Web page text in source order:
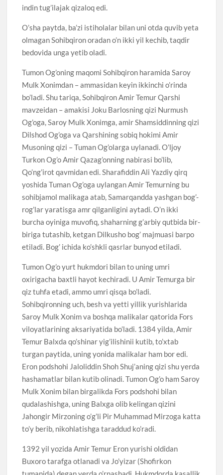
indin tug’ilajak qizaloq edi.
O’sha paytda, ba’zi istiholalar bilan uni otda quvib yeta
olmagan Sohibqiron oradan o’n ikki yil kechib, taqdir
bedovida unga yetib oladi.
Tumon Og’oning maqomi Sohibqiron haramida Saroy
Mulk Xonimdan – ammasidan keyin ikkinchi o’rinda
bo’ladi. Shu tariqa, Sohibqiron Amir Temur Qarshi
mavzeidan – amakisi Joku Barlosning qizi Nurmush
Og’oga, Saroy Mulk Xonimga, amir Shamsiddinning qizi
Dilshod Og’oga va Qarshining sobiq hokimi Amir
Musoning qizi – Tuman Og’olarga uylanadi. O’ljoy
Turkon Og’o Amir Qazag’onning nabirasi bo’lib,
Qo’ng’irot qavmidan edi. Sharafiddin Ali Yazdiy qirq
yoshida Tuman Og’oga uylangan Amir Temurning bu
sohibjamol malikaga atab, Samarqandda yashgan bog’-
rog’lar yaratisga amr qilganligini aytadi. O’n ikki
burcha oyiniga muvofiq, shaharning g’arbiy qutbida bir-
biriga tutashib, ketgan Dilkusho bog’ majmuasi barpo
etiladi. Bog’ ichida ko’shkli qasrlar bunyod etiladi.
Tumon Og’o yurt hukmdori bilan to uning umri
oxirigacha baxtli hayot kechiradi. U Amir Temurga bir
qiz tuhfa etadi, ammo umri qisqa bo’ladi.
Sohibqironning uch, besh va yetti yillik yurishlarida
Saroy Mulk Xonim va boshqa malikalar qatorida Fors
viloyatlarining aksariyatida bo’ladi. 1384 yilda, Amir
Temur Balxda qo’shinar yig’ilishinii kutib, to’xtab
turgan paytida, uning yonida malikalar ham bor edi.
Eron podshohi Jaloliddin Shoh Shuj’aning qizi shu yerda
hashamatlar bilan kutib olinadi. Tumon Og’o ham Saroy
Mulk Xonim bilan birgalikda Fors podshohi bilan
qudalashishga, uning Balxga olib kelingan qizini
Jahongir Mirzoning o’g’li Pir Muhammad Mirzoga katta
to’y berib, nikohlatishga taraddud ko’radi.
1392 yil yozida Amir Temur Eron yurishi oldidan
Buxoro tarafga otlanadi va Jo’yizar (Shofirkon